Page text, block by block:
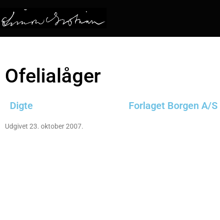
Ofelialåger
Digte Forlaget Borgen A/S
Udgivet 23. oktober 2007.